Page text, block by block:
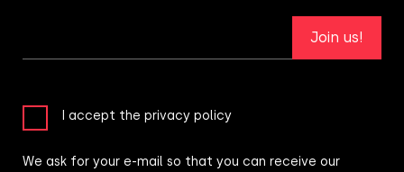
Join us!
I accept the privacy policy
We ask for your e-mail so that you can receive our